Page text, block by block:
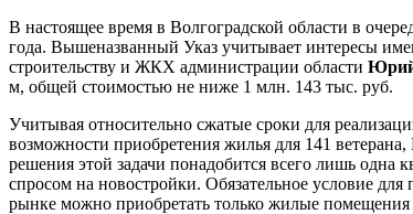
В настоящее время в Волгоградской области в
года. Вышеназванный Указ учитывает интересы
строительству и ЖКХ администрации области
м, общей стоимостью не ниже 1 млн. 143 тыс. руб.
Учитывая относительно сжатые сроки для
возможности приобретения жилья для 141
решения этой задачи понадобится всего лишь одна
спросом на новостройки. Обязательное условие
рынке можно приобретать только жилые помещения